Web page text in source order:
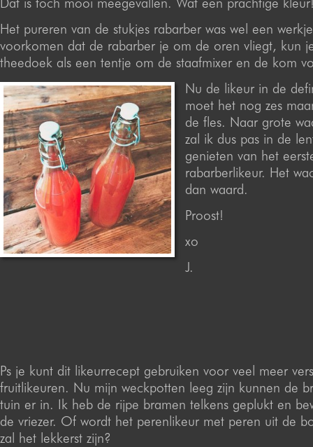
Het pureren van de stukjes rabarber was wel een
voorkomen dat de rabarber je om de oren vliegt, kun
theedoek als een tentje om de staafmixer en de kom
Nu de likeur in de
moet het nog zes
de fles. Naar grote
zal ik dus pas in de
genieten van het
rabarberlikeur. Het
dan waard.
Proost!
xo
J.
Ps je kunt dit likeurrecept gebruiken voor veel meer
fruitlikeuren. Nu mijn weckpotten leeg zijn kunnen de
tuin er in. Ik heb de rijpe bramen telkens geplukt en
de vriezer. Of wordt het perenlikeur met peren uit de
zal het lekkerst zijn?